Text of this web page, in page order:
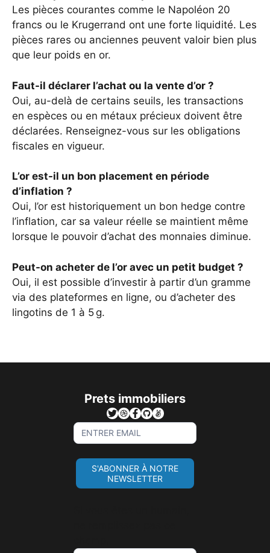
Les pièces courantes comme le Napoléon 20
francs ou le Krugerrand ont une forte liquidité. Les
pièces rares ou anciennes peuvent valoir bien plus
que leur poids en or.
Faut-il déclarer l’achat ou la vente d’or ?
Oui, au-delà de certains seuils, les transactions
en espèces ou en métaux précieux doivent être
déclarées. Renseignez-vous sur les obligations
fiscales en vigueur.
L’or est-il un bon placement en période
d’inflation ?
Oui, l’or est historiquement un bon hedge contre
l’inflation, car sa valeur réelle se maintient même
lorsque le pouvoir d’achat des monnaies diminue.
Peut-on acheter de l’or avec un petit budget ?
Oui, il est possible d’investir à partir d’un gramme
via des plateformes en ligne, ou d’acheter des
lingotins de 1 à 5 g.
Prets immobiliers
Sign
Up
For
Newsletter
S'ABONNER À NOTRE
NEWSLETTER